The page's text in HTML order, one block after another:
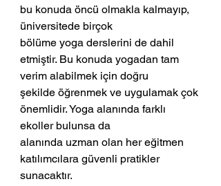
bu konuda öncü olmakla kalmayıp,
üniversitede birçok
bölüme yoga derslerini de dahil
etmiştir. Bu konuda yogadan tam
verim alabilmek için doğru
şekilde öğrenmek ve uygulamak çok
önemlidir. Yoga alanında farklı
ekoller bulunsa da
alanında uzman olan her eğitmen
katılımcılara güvenli pratikler
sunacaktır.